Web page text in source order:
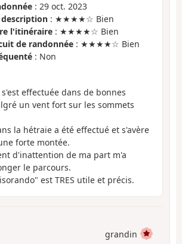
: 29 oct. 2023
: ★★★★☆ Bien
l'itinéraire : ★★★★☆ Bien
de randonnée : ★★★★☆ Bien
: Non
effectuée dans de bonnes
un vent fort sur les sommets
la hétraie a été effectué et s'avère
forte montée.
d'inattention de ma part m'a
le parcours.
est TRES utile et précis.
grandin